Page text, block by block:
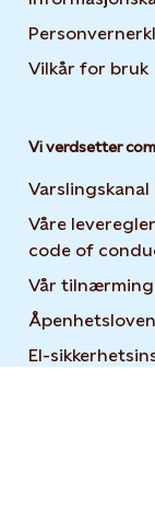
Vilkår for bruk
Vi verdsetter
Varslingskanal
Våre
code of
Vår
Åpenhetsloven
El-